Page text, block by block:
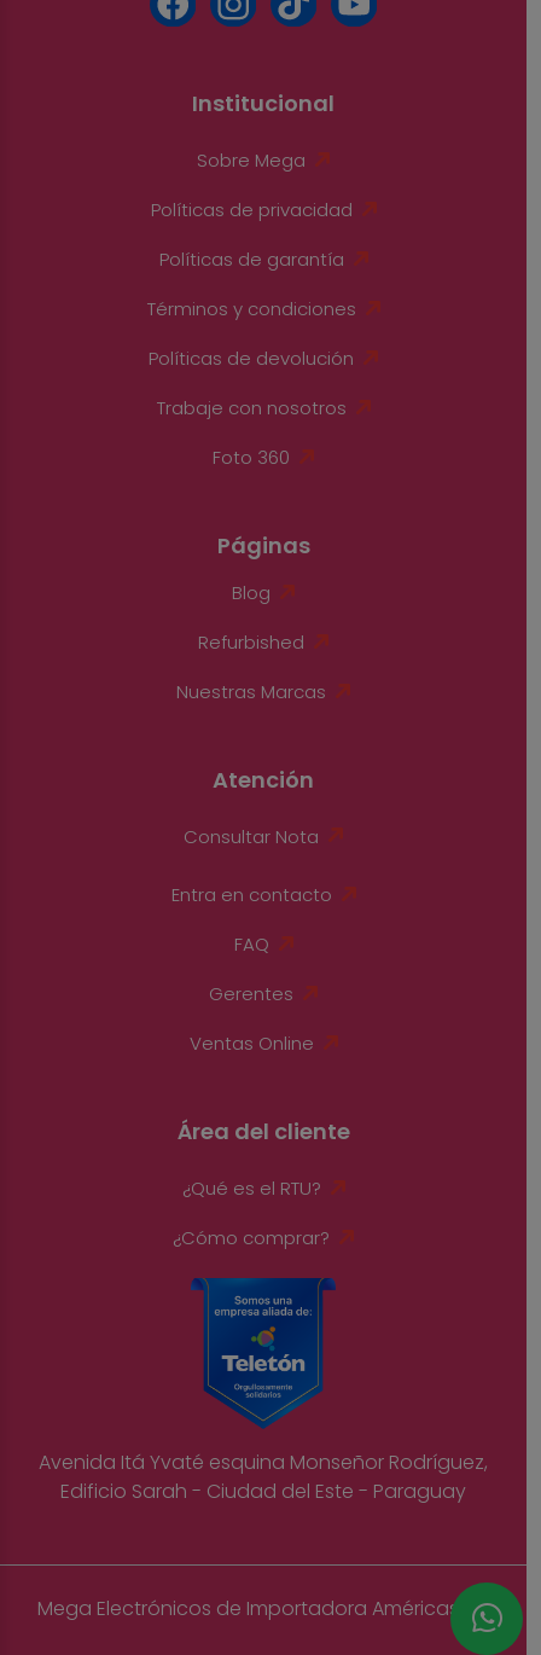
Institucional
Sobre Mega
Políticas de privacidad
Políticas de garantía
Términos y condiciones
Políticas de devolución
Trabaje con nosotros
Foto 360
Páginas
Blog
Refurbished
Nuestras Marcas
Atención
Consultar Nota
Entra en contacto
FAQ
Gerentes
Ventas Online
Área del cliente
¿Qué es el RTU?
¿Cómo comprar?
Avenida Itá Yvaté esquina Monseñor Rodríguez,
Edificio Sarah - Ciudad del Este - Paraguay
Mega Electrónicos de Importadora Américas S.A